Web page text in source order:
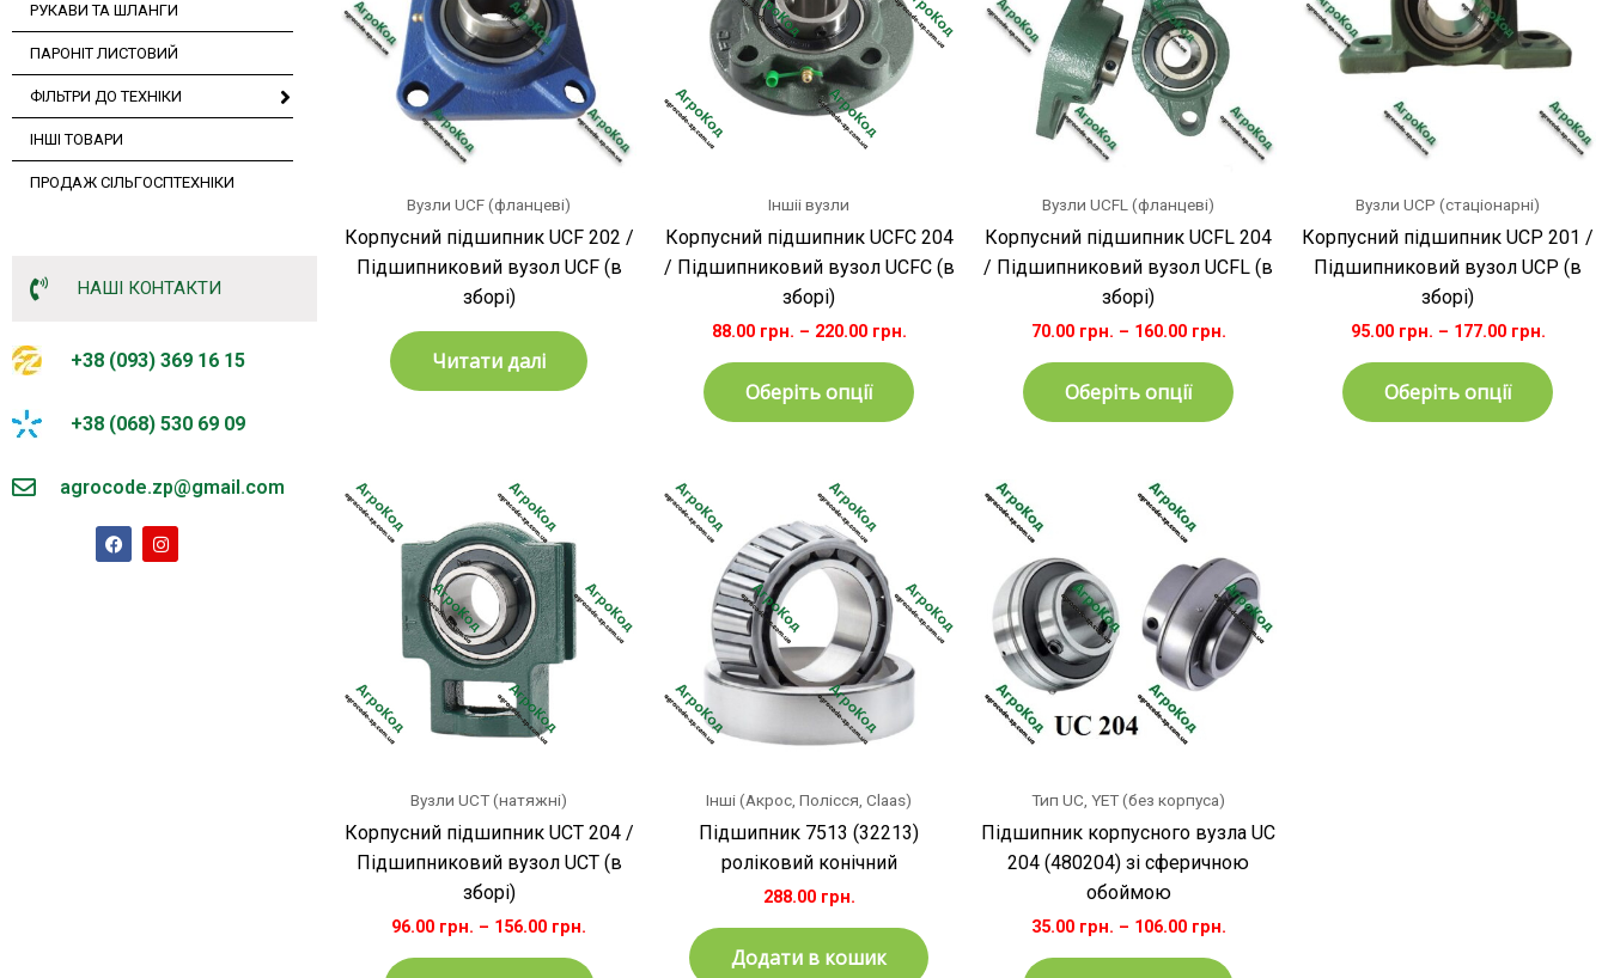
РУКАВИ ТА ШЛАНГИ
ПАРОНІТ ЛИСТОВИЙ
ФІЛЬТРИ ДО ТЕХНІКИ
ІНШІ ТОВАРИ
ПРОДАЖ СІЛЬГОСПТЕХНІКИ
НАШІ КОНТАКТИ
+38 (093) 369 16 15
+38 (068) 530 69 09
agrocode.zp@gmail.com
F
a
c
I
n
s
Вузли UCF (фланцеві)
Корпусний підшипник UCF 202 /
Підшипниковий вузол UCF (в
зборі)
Читати далі
Іншіі вузли
Корпусний підшипник UCFC 204
/ Підшипниковий вузол UCFC (в
зборі)
88.00 грн. – 220.00 грн.
Оберіть опції
варіантів.
Параметри
Вузли UCFL (фланцеві)
Корпусний підшипник UCFL 204
/ Підшипниковий вузол UCFL (в
зборі)
70.00 грн. – 160.00 грн.
Оберіть опції
варіантів.
вибрати
на
сторінці
Вузли UCP (стаціонарні)
Корпусний підшипник UCP 201 /
Підшипниковий вузол UCP (в
зборі)
95.00 грн. – 177.00 грн.
Оберіть опції
на
Вузли UCT (натяжні)
Корпусний підшипник UCT 204 /
Підшипниковий вузол UCT (в
зборі)
96.00 грн. – 156.00 грн.
кілька
варіантів.
Параметри
вибрати
Інші (Акрос, Полісся, Claas)
Підшипник 7513 (32213)
роліковий конічний
288.00 грн.
Додати в кошик
Тип UC, YET (без корпуса)
Підшипник корпусного вузла UC
204 (480204) зі сферичною
обоймою
35.00 грн. – 106.00 грн.
кілька
варіантів.
Параметри
можна